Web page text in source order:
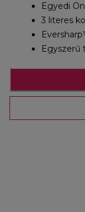
Egyedi
3 literes
Egyszerű